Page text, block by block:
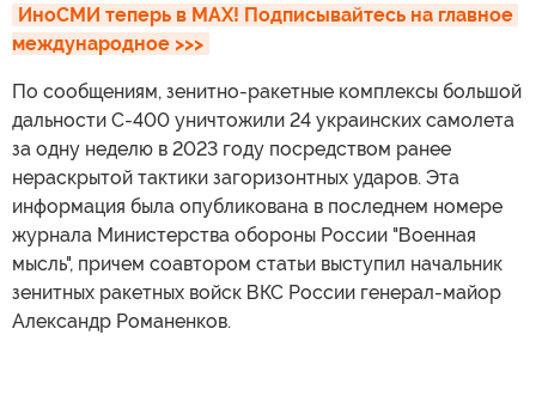
ИноСМИ теперь в MAX! Подписывайтесь на главное
международное >>>
По сообщениям, зенитно-ракетные комплексы большой
дальности С-400 уничтожили 24 украинских самолета
за одну неделю в 2023 году посредством ранее
нераскрытой тактики загоризонтных ударов. Эта
информация была опубликована в последнем номере
журнала Министерства обороны России "Военная
мысль", причем соавтором статьи выступил начальник
зенитных ракетных войск ВКС России генерал-майор
Александр Романенков.